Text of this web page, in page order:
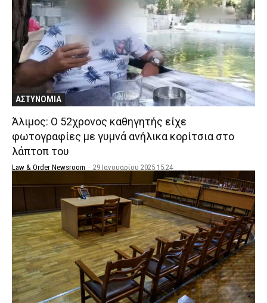
ΑΣΤΥΝΟΜΙΑ
Άλιμος: Ο 52χρονος καθηγητής είχε
φωτογραφίες με γυμνά ανήλικα κορίτσια στο
λάπτοπ του
Law & Order Newsroom - 29 Ιανουαρίου 2025 15:24